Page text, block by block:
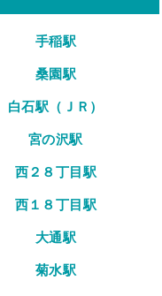
手稲駅
桑園駅
白石駅（ＪＲ）
宮の沢駅
西２８丁目駅
西１８丁目駅
大通駅
菊水駅